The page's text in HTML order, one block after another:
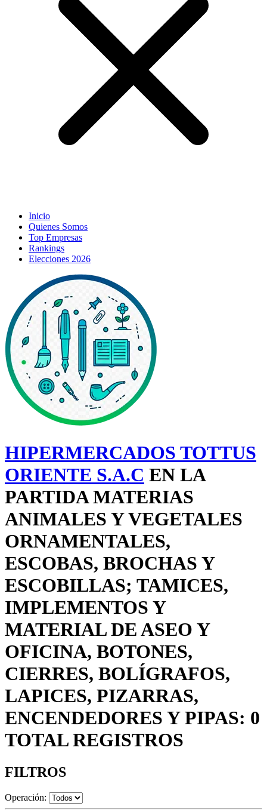
Inicio
Quienes Somos
Top Empresas
Rankings
Elecciones 2026
HIPERMERCADOS TOTTUS
ORIENTE S.A.C EN LA
PARTIDA MATERIAS
ANIMALES Y VEGETALES
ORNAMENTALES,
ESCOBAS, BROCHAS Y
ESCOBILLAS; TAMICES,
IMPLEMENTOS Y
MATERIAL DE ASEO Y
OFICINA, BOTONES,
CIERRES, BOLÍGRAFOS,
LAPICES, PIZARRAS,
ENCENDEDORES Y PIPAS: 0
TOTAL REGISTROS
FILTROS
Operación: